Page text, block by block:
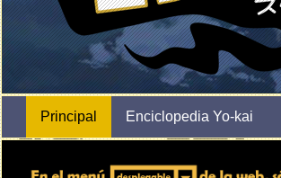
Principal Enciclopedia Yo-kai